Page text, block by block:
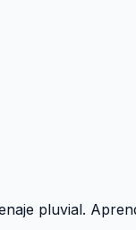
pluvial.